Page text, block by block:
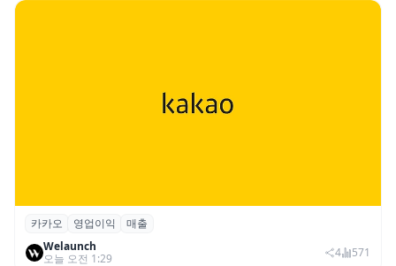
카카오, 2026년 2분기 매출 2조985억·영업
이익 2770억…역대 분기 최대
카카오 영업이익
매출
Welaunch
오늘 오전 1:29
4 571